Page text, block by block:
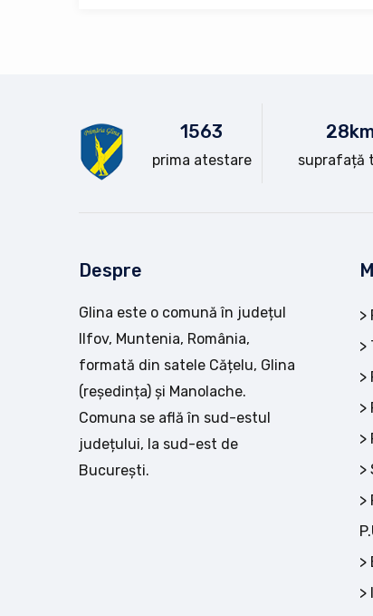
1563
prima atestare
28
suprafață
Despre
Glina este o comună în județul
Ilfov, Muntenia, România,
formată din satele Cățelu, Glina
(reședința) și Manolache.
Comuna se află în sud-estul
județului, la sud-est de
București.